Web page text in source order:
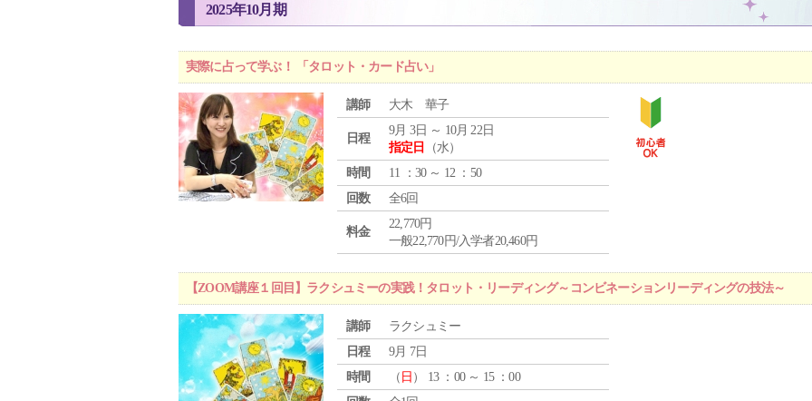
2025年10月期
実際に占って学ぶ！ 「タロット・カード占い」
講師 大木 華子
日程
9月 3日 ～ 10月 22日
指定日
（水）
時間
11 ：30 ～ 12 ：50
回数
全6回
料金
22,770円
一般22,770円/入学者20,460円
【ZOOM講座１回目】ラクシュミーの実践！タロット・リーディング～コンビネーションリーディングの技法～
講師
ラクシュミー
日程
9月 7日
時間
（ 日 ） 13 ：00 ～ 15 ：00